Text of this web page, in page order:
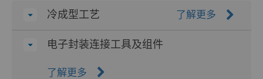
用工况，如磨损环境和热暴露等因素，海博锐
应用工程师会推荐最适于长期稳定性的材料方
案。配合可溯源至NIST（美国国家标准与技
术研究院）的校准体系，进一步保障测量结果
无漂移，有效抑制随时间累积的测量偏差。
冷成型工艺 了解更多
电子封装连接工具及组件
了解更多